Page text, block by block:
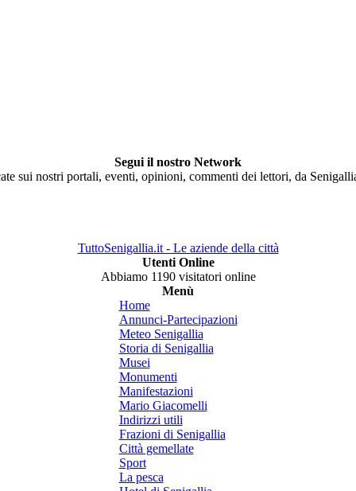
Segui il nostro Network
sui nostri portali, eventi, opinioni, commenti dei lettori, da
TuttoSenigallia.it - Le aziende della città
Utenti Online
Abbiamo 1190 visitatori online
Menù
Home
Annunci-Partecipazioni
Meteo Senigallia
Storia di Senigallia
Musei
Monumenti
Manifestazioni
Mario Giacomelli
Indirizzi utili
Frazioni di Senigallia
Città gemellate
Sport
La pesca